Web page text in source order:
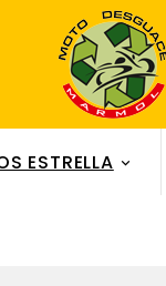

ESTRELLA